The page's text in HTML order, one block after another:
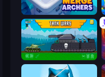
Merge Archers
Tanks 2D: Tank Wars